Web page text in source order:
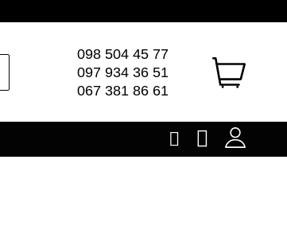
098 504 45 77
097 934 36 51
067 381 86 61